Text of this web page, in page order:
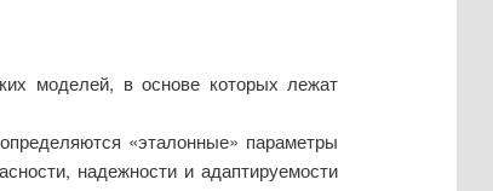
моделей, в основе которых лежат
«эталонные» параметры
надежности и адаптируемости